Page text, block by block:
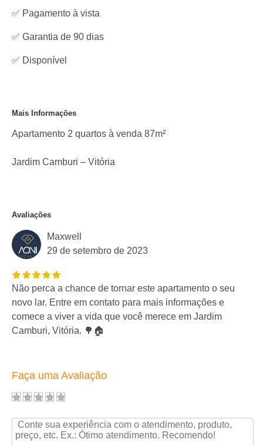
✅ Pagamento à vista
✅ Garantia de 90 dias
✅ Disponível
Mais Informações
Apartamento 2 quartos à venda 87m²
Jardim Camburi – Vitória
Avaliações
Maxwell
29 de setembro de 2023
Não perca a chance de tornar este apartamento o seu
novo lar. Entre em contato para mais informações e
comece a viver a vida que você merece em Jardim
Camburi, Vitória. 🌳🏠
Faça uma Avaliação